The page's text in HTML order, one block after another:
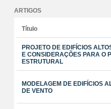
ARTIGOS
Título
PROJETO DE EDIFÍCIOS
E CONSIDERAÇÕES PARA O
ESTRUTURAL
MODELAGEM DE EDIFÍCIOS
DE VENTO